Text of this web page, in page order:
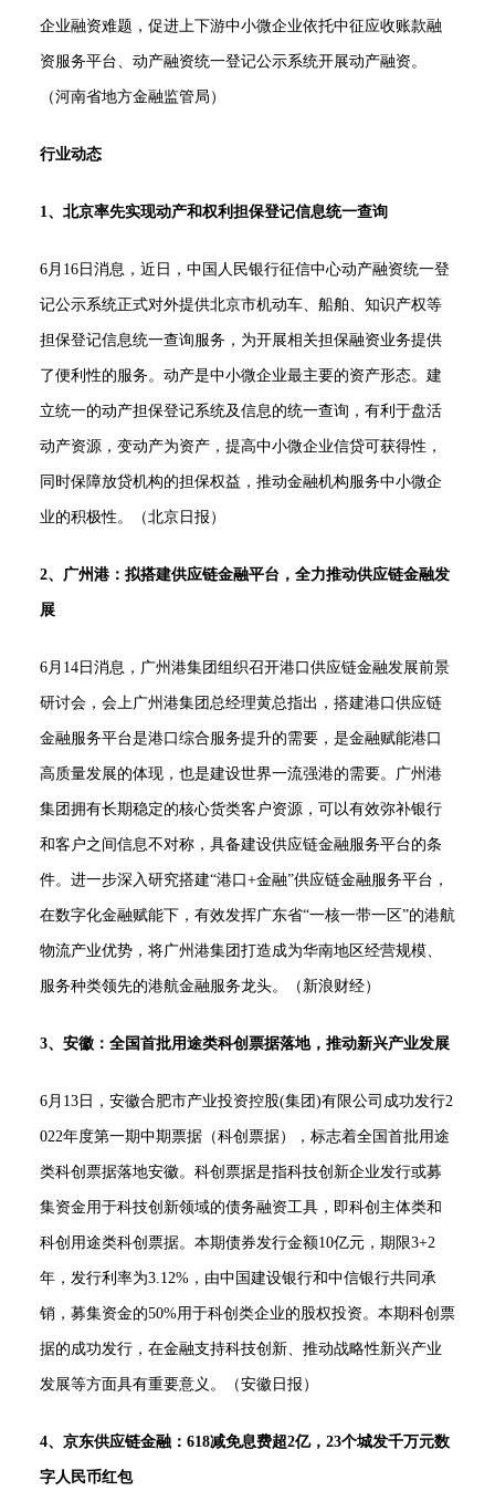
企业融资难题，促进上下游中小微企业依托中征应收账款融
资服务平台、动产融资统一登记公示系统开展动产融资。
（河南省地方金融监管局）
行业动态
1、北京率先实现动产和权利担保登记信息统一查询
6月16日消息，近日，中国人民银行征信中心动产融资统一登
记公示系统正式对外提供北京市机动车、船舶、知识产权等
担保登记信息统一查询服务，为开展相关担保融资业务提供
了便利性的服务。动产是中小微企业最主要的资产形态。建
立统一的动产担保登记系统及信息的统一查询，有利于盘活
动产资源，变动产为资产，提高中小微企业信贷可获得性，
同时保障放贷机构的担保权益，推动金融机构服务中小微企
业的积极性。（北京日报）
2、广州港：拟搭建供应链金融平台，全力推动供应链金融发
展
6月14日消息，广州港集团组织召开港口供应链金融发展前景
研讨会，会上广州港集团总经理黄总指出，搭建港口供应链
金融服务平台是港口综合服务提升的需要，是金融赋能港口
高质量发展的体现，也是建设世界一流强港的需要。广州港
集团拥有长期稳定的核心货类客户资源，可以有效弥补银行
和客户之间信息不对称，具备建设供应链金融服务平台的条
件。进一步深入研究搭建“港口+金融”供应链金融服务平台，
在数字化金融赋能下，有效发挥广东省“一核一带一区”的港航
物流产业优势，将广州港集团打造成为华南地区经营规模、
服务种类领先的港航金融服务龙头。（新浪财经）
3、安徽：全国首批用途类科创票据落地，推动新兴产业发展
6月13日，安徽合肥市产业投资控股(集团)有限公司成功发行2
022年度第一期中期票据（科创票据），标志着全国首批用途
类科创票据落地安徽。科创票据是指科技创新企业发行或募
集资金用于科技创新领域的债务融资工具，即科创主体类和
科创用途类科创票据。本期债券发行金额10亿元，期限3+2
年，发行利率为3.12%，由中国建设银行和中信银行共同承
销，募集资金的50%用于科创类企业的股权投资。本期科创票
据的成功发行，在金融支持科技创新、推动战略性新兴产业
发展等方面具有重要意义。（安徽日报）
4、京东供应链金融：618减免息费超2亿，23个城发千万元数
字人民币红包